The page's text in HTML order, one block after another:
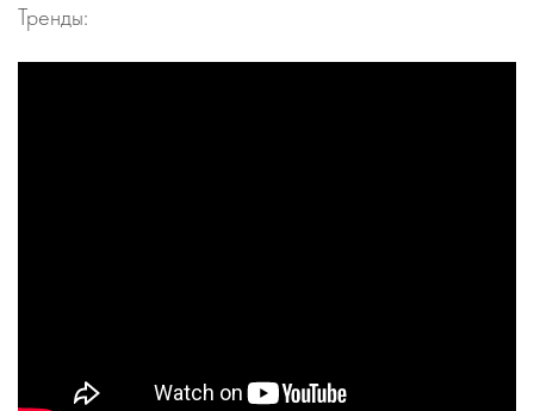
Тренды: